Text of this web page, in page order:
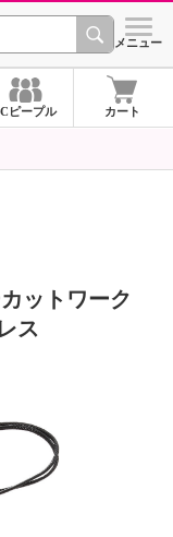
シ
メニュー
ピープル カート
ットワーク
ス